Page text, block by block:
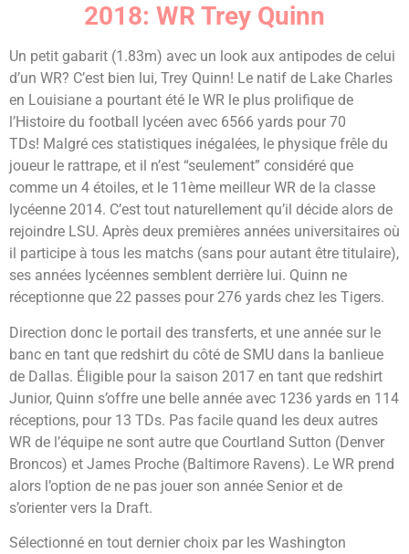
2018: WR Trey Quinn
Un petit gabarit (1.83m) avec un look aux antipodes de celui
d’un WR? C’est bien lui, Trey Quinn! Le natif de Lake Charles
en Louisiane a pourtant été le WR le plus prolifique de
l’Histoire du football lycéen avec 6566 yards pour 70
TDs! Malgré ces statistiques inégalées, le physique frêle du
joueur le rattrape, et il n’est “seulement” considéré que
comme un 4 étoiles, et le 11ème meilleur WR de la classe
lycéenne 2014. C’est tout naturellement qu’il décide alors de
rejoindre LSU. Après deux premières années universitaires où
il participe à tous les matchs (sans pour autant être titulaire),
ses années lycéennes semblent derrière lui. Quinn ne
réceptionne que 22 passes pour 276 yards chez les Tigers.
Direction donc le portail des transferts, et une année sur le
banc en tant que redshirt du côté de SMU dans la banlieue
de Dallas. Éligible pour la saison 2017 en tant que redshirt
Junior, Quinn s’offre une belle année avec 1236 yards en 114
réceptions, pour 13 TDs. Pas facile quand les deux autres
WR de l’équipe ne sont autre que Courtland Sutton (Denver
Broncos) et James Proche (Baltimore Ravens). Le WR prend
alors l’option de ne pas jouer son année Senior et de
s’orienter vers la Draft.
Sélectionné en tout dernier choix par les Washington